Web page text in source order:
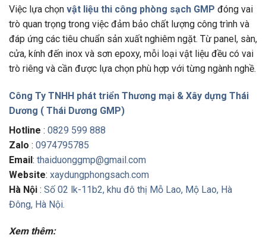
Việc lựa chọn vật liệu thi công phòng sạch GMP đóng vai
trò quan trọng trong việc đảm bảo chất lượng công trình và
đáp ứng các tiêu chuẩn sản xuất nghiêm ngặt. Từ panel, sàn,
cửa, kính đến inox và sơn epoxy, mỗi loại vật liệu đều có vai
trò riêng và cần được lựa chọn phù hợp với từng ngành nghề.
Công Ty TNHH phát triển Thương mại & Xây dựng Thái
Dương ( Thái Dương GMP)
Hotline : 0829 599 888
Zalo : 0974795785
Email: thaiduonggmp@gmail.com
Website: xaydungphongsach.com
Hà Nội : Số 02 lk-11b2, khu đô thị Mỗ Lao, Mộ Lao, Hà
Đông, Hà Nội.
Xem thêm: